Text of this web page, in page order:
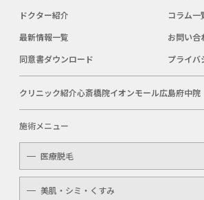
ドクター紹介
コラム一
最新情報一覧
お問い合
同意書ダウンロード
プライバ
クリニック紹介心斎橋院イオンモール広島府中院
施術メニュー
医療脱毛
レディース
美肌・シミ・くすみ